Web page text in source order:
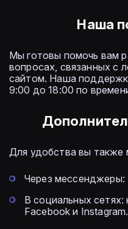
Наша
Мы готовы помочь вам
вопросах, связанных с
сайтом. Наша
9:00 до 18:00 по
Для удобства вы также
Через мессенджеры:
В социальных
Facebook и Instagram.